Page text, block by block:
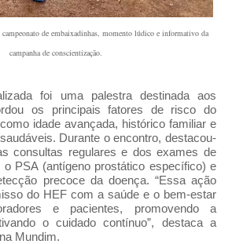
de embaixadinhas, momento lúdico e informativo da
campanha de conscientização.
foi uma palestra destinada aos
os principais fatores de risco do
idade avançada, histórico familiar e
Durante o encontro, destacou-
consultas regulares e dos exames de
o PSA (antígeno prostático específico) e
precoce da doença. “Essa ação
do HEF com a saúde e o bem-estar
e pacientes, promovendo a
o cuidado contínuo”, destaca a
Mundim.